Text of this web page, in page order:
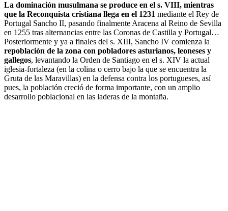
La dominación musulmana se produce en el s. VIII, mientras
que la Reconquista cristiana llega en el 1231 mediante el Rey de
Portugal Sancho II, pasando finalmente Aracena al Reino de Sevilla
en 1255 tras alternancias entre las Coronas de Castilla y Portugal…
Posteriormente y ya a finales del s. XIII, Sancho IV comienza la
repoblación de la zona con pobladores asturianos, leoneses y
gallegos, levantando la Orden de Santiago en el s. XIV la actual
iglesia-fortaleza (en la colina o cerro bajo la que se encuentra la
Gruta de las Maravillas) en la defensa contra los portugueses, así
pues, la población creció de forma importante, con un amplio
desarrollo poblacional en las laderas de la montaña.